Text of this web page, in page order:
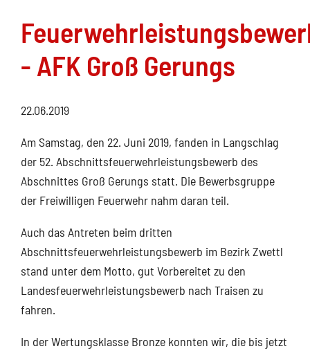
- AFK Groß Gerungs
22.06.2019
Am Samstag, den 22. Juni 2019, fanden in Langschlag
der 52. Abschnittsfeuerwehrleistungsbewerb des
Abschnittes Groß Gerungs statt. Die Bewerbsgruppe
der Freiwilligen Feuerwehr nahm daran teil.
Auch das Antreten beim dritten
Abschnittsfeuerwehrleistungsbewerb im Bezirk Zwettl
stand unter dem Motto, gut Vorbereitet zu den
Landesfeuerwehrleistungsbewerb nach Traisen zu
fahren.
In der Wertungsklasse Bronze konnten wir, die bis jetzt